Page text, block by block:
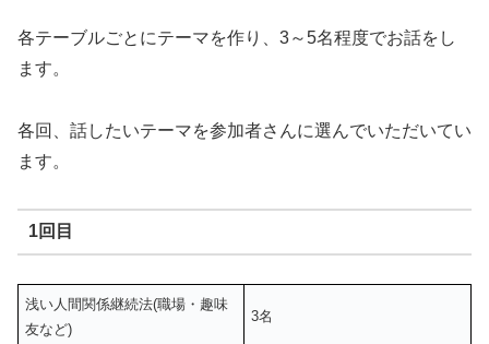
各テーブルごとにテーマを作り、3～5名程度でお話をし
ます。
各回、話したいテーマを参加者さんに選んでいただいてい
ます。
1回目
浅い人間関係継続法(職場・趣味
友など)
3名